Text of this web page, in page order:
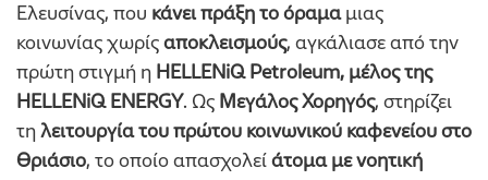
Ελευσίνας, που κάνει πράξη το όραμαμιας
κοινωνίας χωρίςαποκλεισμούς, αγκάλιασε από την
πρώτη στιγμή η HELLENiQ Petroleum, μέλος της
HELLENiQ ENERGY. Ως Μεγάλος Χορηγός, στηρίζει
τηλειτουργία του πρώτου κοινωνικού καφενείουστο
Θριάσιο, το οποίο απασχολείάτομα με νοητική